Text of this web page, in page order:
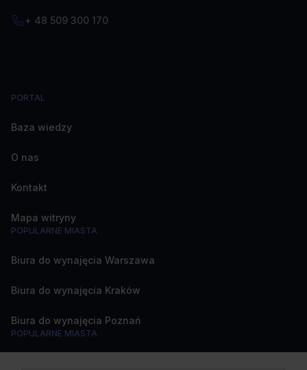
+ 48 509 300 170
PORTAL
Baza wiedzy
O nas
Kontakt
Mapa witryny
POPULARNE MIASTA
Biura do wynajęcia Warszawa
Biura do wynajęcia Kraków
Biura do wynajęcia Poznań
POPULARNE MIASTA